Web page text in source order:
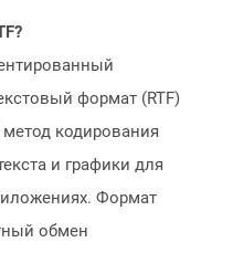
формат (RTF)
кодирования
и графики для
Формат
обмен